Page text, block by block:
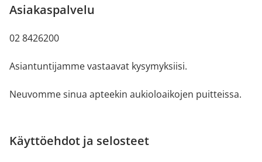
Asiakaspalvelu
02 8426200
Asiantuntijamme vastaavat kysymyksiisi.
Neuvomme sinua apteekin aukioloaikojen puitteissa.
Käyttöehdot ja selosteet